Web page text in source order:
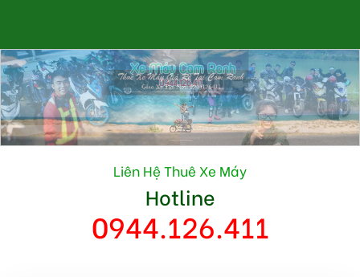
Liên Hệ Thuê Xe Máy
Hotline
0944.126.411